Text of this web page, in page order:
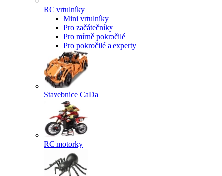
RC vrtulníky
Mini vrtulníky
Pro začátečníky
Pro mírně pokročilé
Pro pokročilé a experty
Stavebnice CaDa
RC motorky